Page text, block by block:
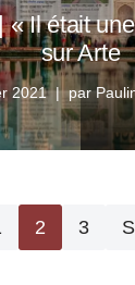
« Il était
sur Arte
2021 par
2 3